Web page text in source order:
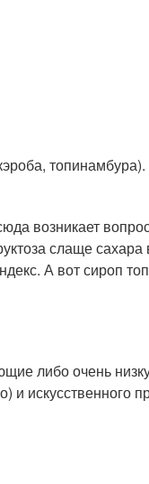
топинамбура).
возникает
слаще сахара
А вот сироп
либо очень
и искусственного